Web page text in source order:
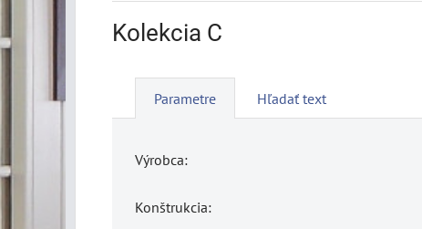
Kolekcia C
Parametre Hľadať text
Výrobca:
Konštrukcia: